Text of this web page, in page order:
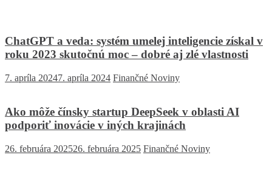
ChatGPT a veda: systém umelej inteligencie získal v
roku 2023 skutočnú moc – dobré aj zlé vlastnosti
7. apríla 20247. apríla 2024 Finančné Noviny
Ako môže čínsky startup DeepSeek v oblasti AI
podporiť inovácie v iných krajinách
26. februára 202526. februára 2025 Finančné Noviny